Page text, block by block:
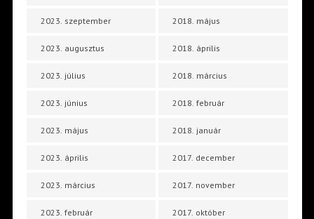
2023. szeptember
2023. augusztus
2023. július
2023. június
2023. május
2023. április
2023. március
2023. február
2018. május
2018. április
2018. március
2018. február
2018. január
2017. december
2017. november
2017. október